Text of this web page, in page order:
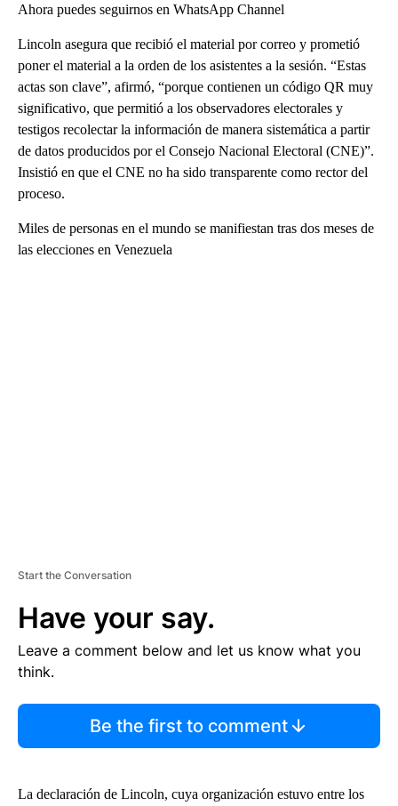
Ahora puedes seguirnos en WhatsApp Channel
Lincoln asegura que recibió el material por correo y prometió
poner el material a la orden de los asistentes a la sesión. “Estas
actas son clave”, afirmó, “porque contienen un código QR muy
significativo, que permitió a los observadores electorales y
testigos recolectar la información de manera sistemática a partir
de datos producidos por el Consejo Nacional Electoral (CNE)”.
Insistió en que el CNE no ha sido transparente como rector del
proceso.
Miles de personas en el mundo se manifiestan tras dos meses de
las elecciones en Venezuela
Start the Conversation
Have your say.
Leave a comment below and let us know what you
think.
Be the first to comment
La declaración de Lincoln, cuya organización estuvo entre los